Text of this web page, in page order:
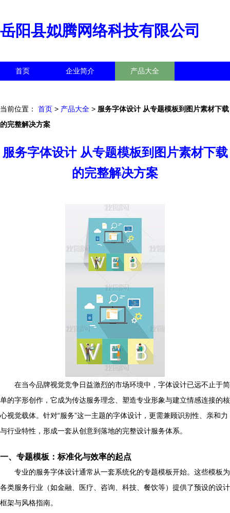
岳阳县姒腾网络科技有限公司
首页 企业简介 产品大全
当前位置： 首页 > 产品大全 > 服务字体设计 从专题模板到图片素材下载
的完整解决方案
服务字体设计 从专题模板到图片素材下载
的完整解决方案
在当今品牌视觉竞争日益激烈的市场环境中，字体设计已远不止于简
单的字形创作，它成为传达服务理念、塑造专业形象与建立情感连接的核
心视觉载体。针对“服务”这一主题的字体设计，更需兼顾识别性、亲和力
与行业特性，形成一套从创意到落地的完整设计服务体系。
一、专题模板：标准化与效率的起点
专业的服务字体设计通常从一套系统化的专题模板开始。这些模板为
各类服务行业（如金融、医疗、咨询、科技、餐饮等）提供了预设的设计
框架与风格指南。